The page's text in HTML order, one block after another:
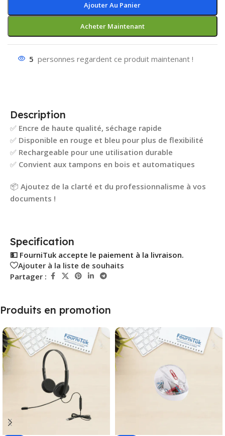
Ajouter Au Panier
Acheter Maintenant
5 personnes regardent ce produit maintenant !
Description
✅ Encre de haute qualité, séchage rapide
✅ Disponible en rouge et bleu pour plus de flexibilité
✅ Rechargeable pour une utilisation durable
✅ Convient aux tampons en bois et automatiques
📦 Ajoutez de la clarté et du professionnalisme à vos
documents !
Specification
💵 FourniTuk accepte le paiement à la livraison.
Ajouter à la liste de souhaits
Partager :
Produits en promotion